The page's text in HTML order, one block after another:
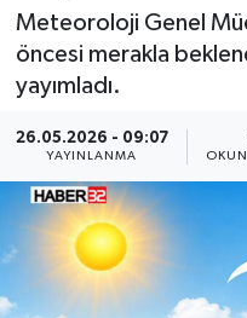
Meteoroloji Genel
öncesi merakla
yayımladı.
26.05.2026 - 09:07
YAYINLANMA
BİLİM VE
EĞİTİM
GENEL
Güncel
HABERDE İNSAN
Tüm Manşetler
Son Dakika
Haber Arşivi